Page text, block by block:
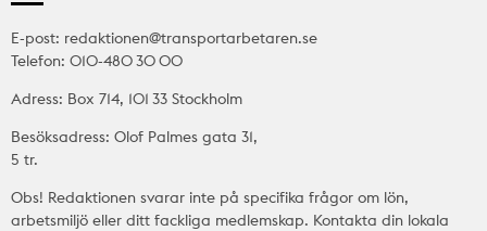
E-post: redaktionen@transportarbetaren.se
Telefon: 010-480 30 00
Adress: Box 714, 101 33 Stockholm
Besöksadress: Olof Palmes gata 31,
5 tr.
Obs! Redaktionen svarar inte på specifika frågor om lön,
arbetsmiljö eller ditt fackliga medlemskap. Kontakta din lokala